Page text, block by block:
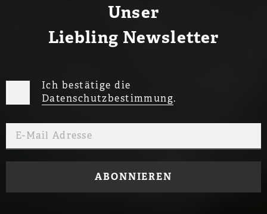
Unser
Liebling Newsletter
Ich bestätige die
Datenschutzbestimmung.